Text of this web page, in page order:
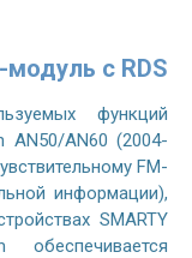
с RDS
функций
AN50/AN60 (2004-
FM-
информации),
SMARTY